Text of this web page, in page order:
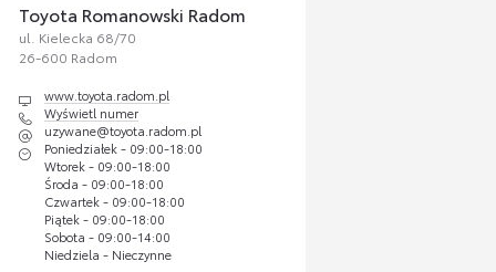
Wyświetl numer
uzywane@toyota.radom.pl
Toyota Romanowski Radom
ul. Kielecka 68/70
26-600 Radom
www.toyota.radom.pl
Wyświetl numer
uzywane@toyota.radom.pl
Poniedziałek - 09:00-18:00
Wtorek - 09:00-18:00
Środa - 09:00-18:00
Czwartek - 09:00-18:00
Piątek - 09:00-18:00
Sobota - 09:00-14:00
Niedziela - Nieczynne